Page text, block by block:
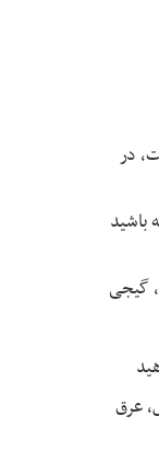
در
باشید
گیجی
عرق